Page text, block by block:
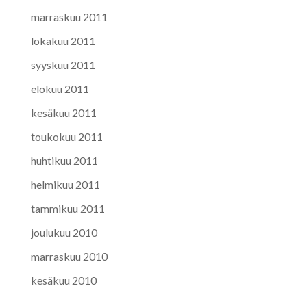
marraskuu 2011
lokakuu 2011
syyskuu 2011
elokuu 2011
kesäkuu 2011
toukokuu 2011
huhtikuu 2011
helmikuu 2011
tammikuu 2011
joulukuu 2010
marraskuu 2010
kesäkuu 2010